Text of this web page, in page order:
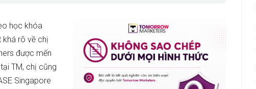
học khóa
rõ về chị
được mến
TM, chị cũng
Singapore